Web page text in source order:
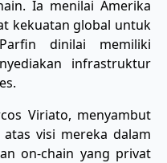
Ia menilai Amerika
kekuatan global untuk
dinilai memiliki
infrastruktur
Viriato, menyambut
visi mereka dalam
on-chain yang privat